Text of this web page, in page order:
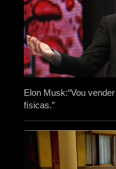
Elon Musk:“Vou
físicas.”